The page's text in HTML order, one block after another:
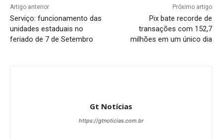
Artigo anterior
Serviço: funcionamento das
unidades estaduais no
feriado de 7 de Setembro
Próximo artigo
Pix bate recorde de
transações com 152,7
milhões em um único dia
Gt Notícias
https://gtnoticias.com.br